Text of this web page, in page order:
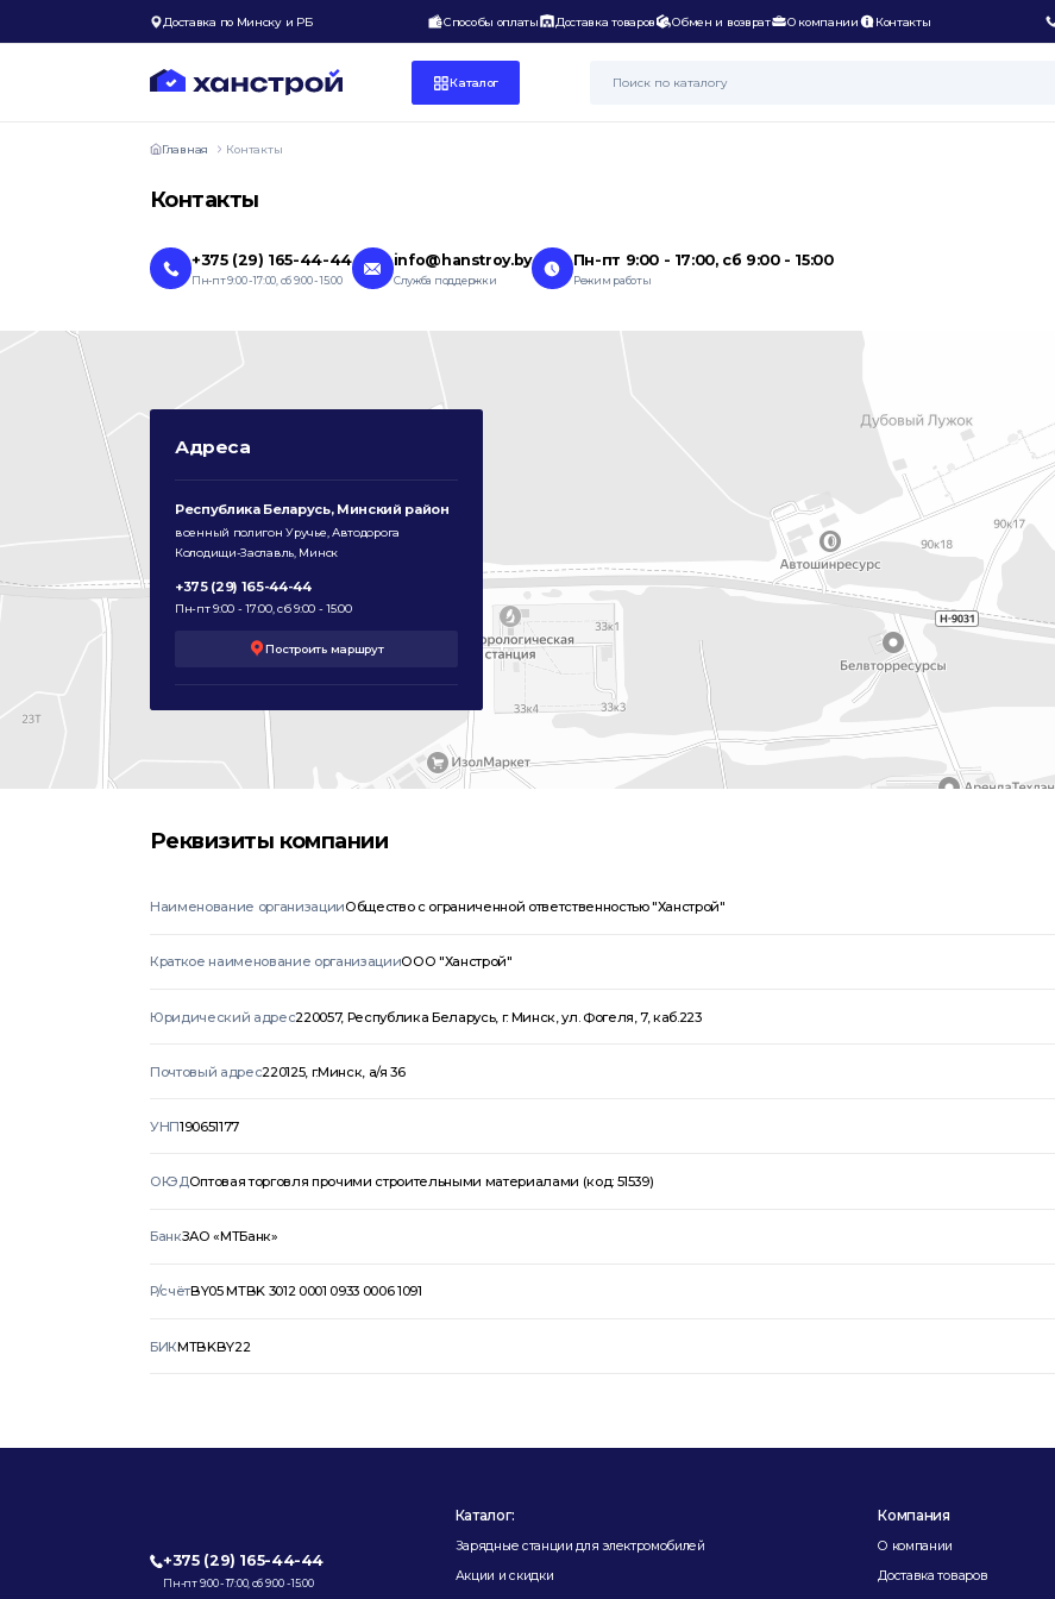
Доставка по Минску и РБ Способы оплаты Доставка товаров Обмен и возврат О компании Контакты
Каталог
Главная Контакты
Контакты
+375 (29) 165-44-44
Пн-пт 9:00 - 17:00, сб 9:00 - 15:00
info@hanstroy.by
Служба поддержки
Пн-пт 9:00 - 17:00, сб 9:00 - 15:00
Режим работы
Адреса
Республика Беларусь, Минский район
военный полигон Уручье, Автодорога
Колодищи-Заславль, Минск
+375 (29) 165-44-44
Пн-пт 9:00 - 17:00, сб 9:00 - 15:00
Построить маршрут
Реквизиты компании
Наименование организацииОбщество с ограниченной ответственностью "Ханстрой"
Краткое наименование организацииООО "Ханстрой"
Юридический адрес220057, Республика Беларусь, г. Минск, ул. Фогеля, 7, каб.223
Почтовый адрес220125, г.Минск, а/я 36
УНП190651177
ОКЭДОптовая торговля прочими строительными материалами (код: 51539)
БанкЗАО «МТБанк»
Р/счётBY05 MTBK 3012 0001 0933 0006 1091
БИКMTBKBY22
+375 (29) 165-44-44
Пн-пт 9:00 - 17:00, сб 9:00 - 15:00
Каталог:
Зарядные станции для электромобилей
Акции и скидки
Компания
О компании
Доставка товаров